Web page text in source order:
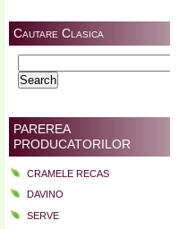
Cautare Clasica
for:
PAREREA
PRODUCATORILOR
CRAMELE RECAS
DAVINO
SERVE